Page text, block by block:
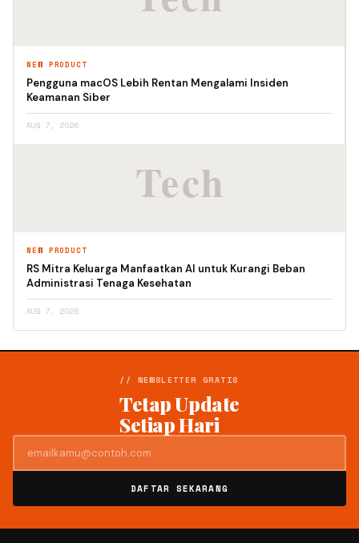
NEW PRODUCT
Pengguna macOS Lebih Rentan Mengalami Insiden
Keamanan Siber
AUG 7, 2026
NEW PRODUCT
RS Mitra Keluarga Manfaatkan AI untuk Kurangi Beban
Administrasi Tenaga Kesehatan
AUG 7, 2026
// NEWSLETTER GRATIS
Tetap Update
Setiap Hari
DAFTAR SEKARANG